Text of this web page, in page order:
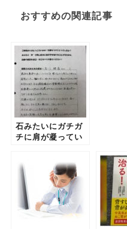
おすすめの関連記事
石みたいにガチガ
チに肩が凝ってい